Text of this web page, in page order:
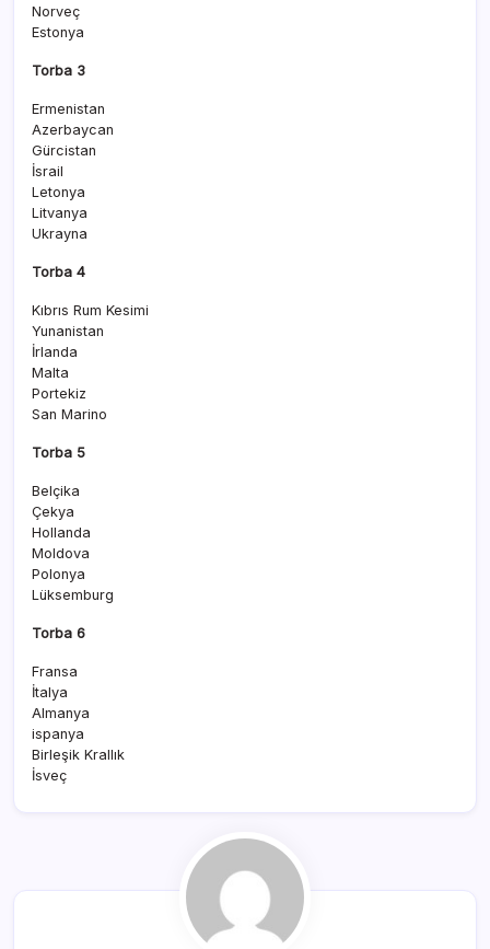
Norveç
Estonya
Torba 3
Ermenistan
Azerbaycan
Gürcistan
İsrail
Letonya
Litvanya
Ukrayna
Torba 4
Kıbrıs Rum Kesimi
Yunanistan
İrlanda
Malta
Portekiz
San Marino
Torba 5
Belçika
Çekya
Hollanda
Moldova
Polonya
Lüksemburg
Torba 6
Fransa
İtalya
Almanya
ispanya
Birleşik Krallık
İsveç